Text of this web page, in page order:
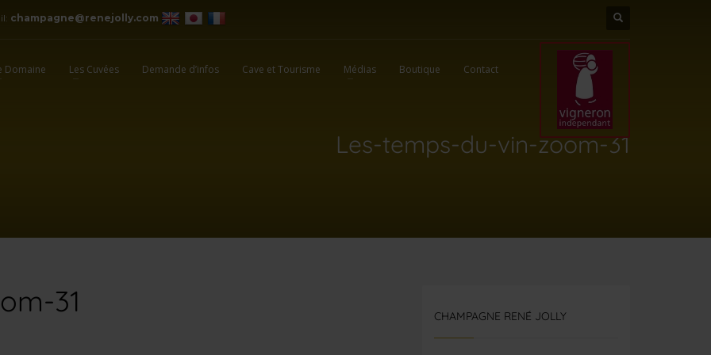
champagne@renejolly.com
Domaine Les Cuvées Demande d’infos Cave et Tourisme Médias Boutique Contact
Les-temps-du-vin-zoom-31
31 CHAMPAGNE RENÉ JOLLY